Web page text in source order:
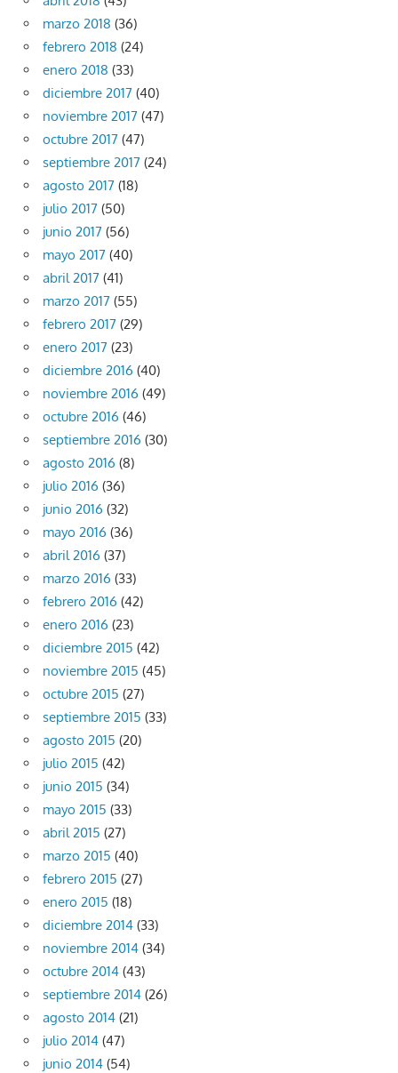
marzo 2018 (36)
febrero 2018 (24)
enero 2018 (33)
diciembre 2017 (40)
noviembre 2017 (47)
octubre 2017 (47)
septiembre 2017 (24)
agosto 2017 (18)
julio 2017 (50)
junio 2017 (56)
mayo 2017 (40)
abril 2017 (41)
marzo 2017 (55)
febrero 2017 (29)
enero 2017 (23)
diciembre 2016 (40)
noviembre 2016 (49)
octubre 2016 (46)
septiembre 2016 (30)
agosto 2016 (8)
julio 2016 (36)
junio 2016 (32)
mayo 2016 (36)
abril 2016 (37)
marzo 2016 (33)
febrero 2016 (42)
enero 2016 (23)
diciembre 2015 (42)
noviembre 2015 (45)
octubre 2015 (27)
septiembre 2015 (33)
agosto 2015 (20)
julio 2015 (42)
junio 2015 (34)
mayo 2015 (33)
abril 2015 (27)
marzo 2015 (40)
febrero 2015 (27)
enero 2015 (18)
diciembre 2014 (33)
noviembre 2014 (34)
octubre 2014 (43)
septiembre 2014 (26)
agosto 2014 (21)
julio 2014 (47)
junio 2014 (54)